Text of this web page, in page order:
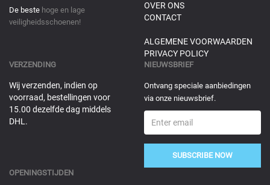
De beste hoge en lage
veiligheidsschoenen!
OVER ONS
CONTACT
ALGEMENE VOORWAARDEN
PRIVACY POLICY
VERZENDING
Wij verzenden, indien op
voorraad, bestellingen voor
15.00 dezelfde dag middels
DHL.
NIEUWSBRIEF
Ontvang speciale aanbiedingen
via onze nieuwsbrief.
SUBSCRIBE NOW
OPENINGSTIJDEN